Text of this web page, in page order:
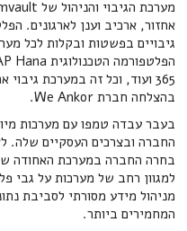
אחזור, ארכיב וענן לארגונים.
גיבויים בפשטות ובקלות לכל
365 ועוד, וכל זה במערכת
בהצלחה חברת We Ankor.
בעבר עבדה טמפו עם מערכות
החברה ובצרכים העסקיים שלה.
למגוון רחב של מערכות על גבי
מניהול מידע מסורתי לסביבת
המחמירים ביותר.